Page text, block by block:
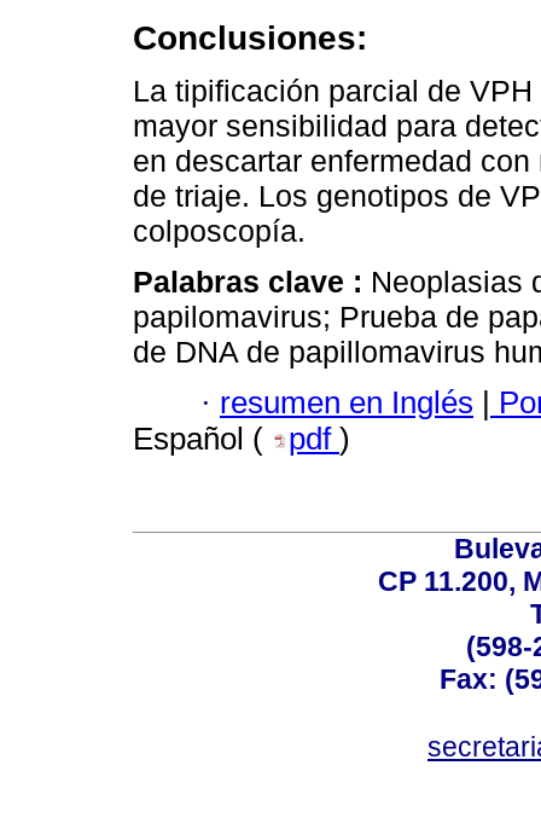
Conclusiones:
La tipificación parcial de
mayor sensibilidad para
en descartar enfermedad
de triaje. Los genotipos de
colposcopía.
Palabras clave : Neoplasias
papilomavirus; Prueba de
de DNA de papillomavirus
· resumen en Inglés
Español (
pdf )
CP 11.200,
(598-
Fax: